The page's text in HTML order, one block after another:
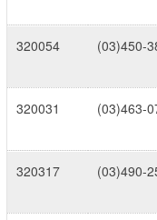
320054 (03)450-
320031 (03)463-
320317 (03)490-